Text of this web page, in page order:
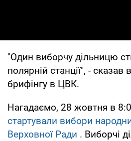
"Один виборчу дільницю
полярній станції", - сказав
брифінгу в ЦВК.
Нагадаємо, 28 жовтня в
стартували вибори
Верховної Ради . Виборчі